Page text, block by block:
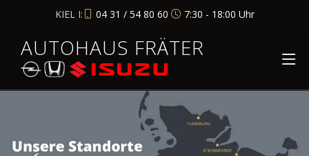
KIEL I: 04 31 / 54 80 60 7:30 - 18:00 Uhr
AUTOHAUS FRÄTER